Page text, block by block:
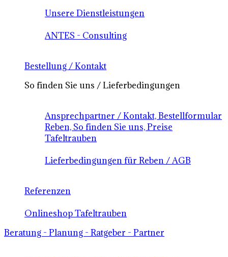
Unsere Dienstleistungen
ANTES - Consulting
Bestellung / Kontakt
So finden Sie uns / Lieferbedingungen
Ansprechpartner / Kontakt, Bestellformular
Reben, So finden Sie uns, Preise
Tafeltrauben
Lieferbedingungen für Reben / AGB
Referenzen
Onlineshop Tafeltrauben
Beratung - Planung - Ratgeber - Partner